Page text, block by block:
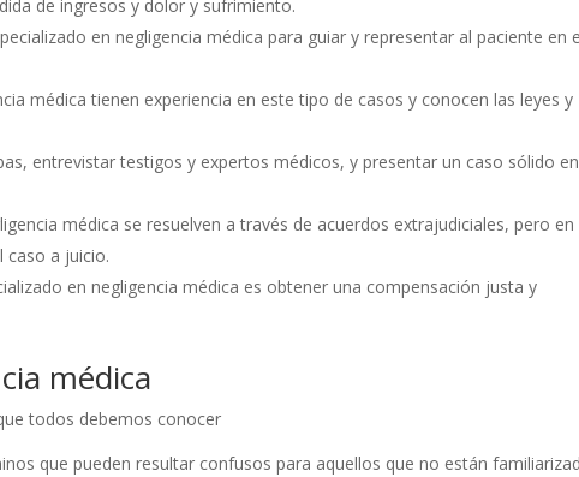
de ingresos y dolor y sufrimiento.
en negligencia médica para guiar y representar al paciente en
médica tienen experiencia en este tipo de casos y conocen las leyes y
entrevistar testigos y expertos médicos, y presentar un caso sólido en
médica se resuelven a través de acuerdos extrajudiciales, pero en
caso a juicio.
en negligencia médica es obtener una compensación justa y
médica
todos debemos conocer
que pueden resultar confusos para aquellos que no están